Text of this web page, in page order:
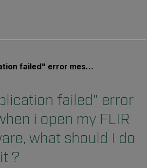
i open my FLIR R&D software, what should I do to correct it ?
failed" error
i open my FLIR
what should I do
?